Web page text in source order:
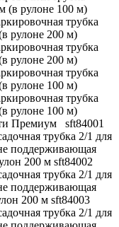
(в рулоне 100 м)
трубка
рулоне 200 м)
трубка
рулоне 200 м)
трубка
рулоне 100 м)
трубка
рулоне 100 м)
Премиум sft84001
трубка 2/1 для
поддерживающая
200 м sft84002
трубка 2/1 для
поддерживающая
200 м sft84003
трубка 2/1 для